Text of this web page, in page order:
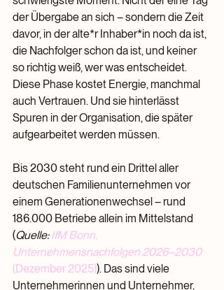
der Übergabe an sich – sondern die Zeit
davor, in der alte*r Inhaber*in noch da ist,
die Nachfolger schon da ist, und keiner
so richtig weiß, wer was entscheidet.
Diese Phase kostet Energie, manchmal
auch Vertrauen. Und sie hinterlässt
Spuren in der Organisation, die später
aufgearbeitet werden müssen.
Bis 2030 steht rund ein Drittel aller
deutschen Familienunternehmen vor
einem Generationenwechsel – rund
186.000 Betriebe allein im Mittelstand
(Quelle: IfM Bonn,
Unternehmensnachfolgen 2026–2030
(Dezember 2025)). Das sind viele
Unternehmerinnen und Unternehmer,